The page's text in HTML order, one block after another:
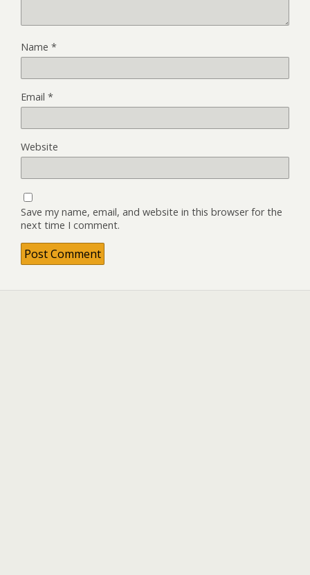
Name *
Email *
Website
Save my name, email, and website in this browser for the
next time I comment.